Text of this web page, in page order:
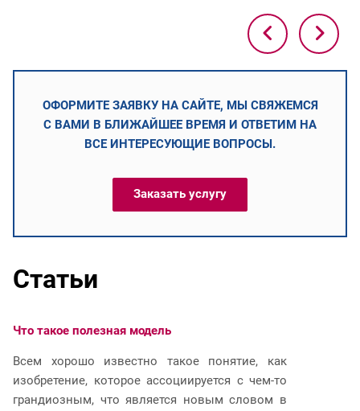
ОФОРМИТЕ ЗАЯВКУ НА САЙТЕ, МЫ СВЯЖЕМСЯ
С ВАМИ В БЛИЖАЙШЕЕ ВРЕМЯ И ОТВЕТИМ НА
ВСЕ ИНТЕРЕСУЮЩИЕ ВОПРОСЫ.
Заказать услугу
Статьи
Что такое полезная модель
Всем хорошо известно такое понятие, как
изобретение, которое ассоциируется с чем-то
грандиозным, что является новым словом в